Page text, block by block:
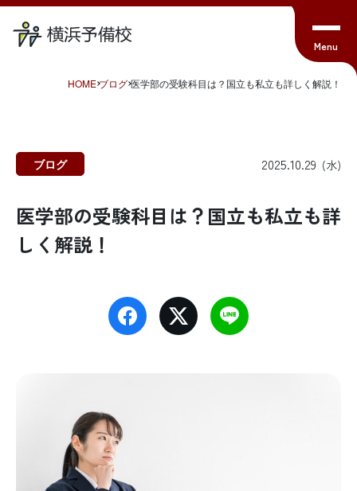
HOME ブログ 医学部の受験科目は？国立も私立も詳しく解説！
ブログ 2025.10.29 (水)
医学部の受験科目は？国立も私立も詳
しく解説！